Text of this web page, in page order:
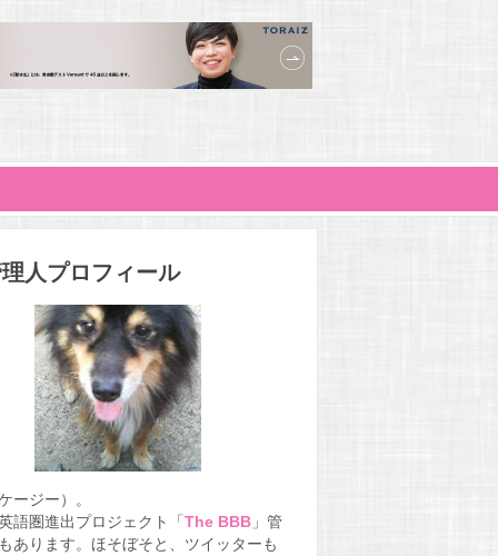
人プロフィール
ージー）。
語圏進出プロジェクト「The BBB 」管
あります。ほそぼそと、ツイッターも